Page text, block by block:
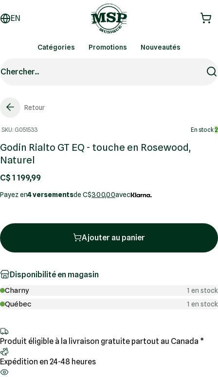
EN
Catégories Promotions Nouveautés
Chercher...
Retour
SKU: G051533 En stock2
Godin Rialto GT EQ - touche en Rosewood,
Naturel
C$ 1 199,99
Payez en4 versementsde C$300,00avec
Ajouter au panier
Disponibilité en magasin
Charny 1 en stock
Québec 1 en stock
Produit éligible à la livraison gratuite partout au Canada *
Expédition en 24-48 heures